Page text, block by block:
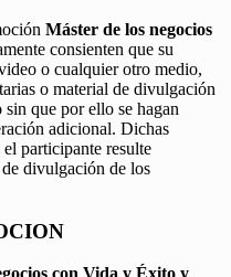
Máster de los negocios
consienten que su
o cualquier otro medio,
o material de divulgación
sin que por ello se hagan
adicional. Dichas
participante resulte
divulgación de los